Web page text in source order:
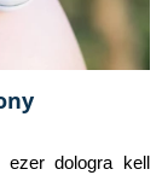
dologra kell